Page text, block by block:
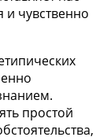
и чувственно
простой